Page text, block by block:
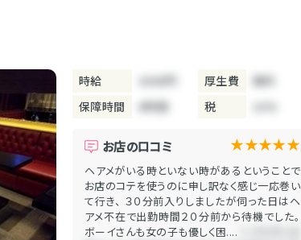
時給 3000円 厚生費
無料
保障時間
6時間 税
お店の口コミ ★★★★★
ヘアメがいる時といない時があるということで
お店のコテを使うのに申し訳なく感じ一応巻い
て行き、 ３０分前入りしましたが伺った日はヘ
アメ不在で出勤時間２０分前から待機でした。
ボーイさんも女の子も優しく困....